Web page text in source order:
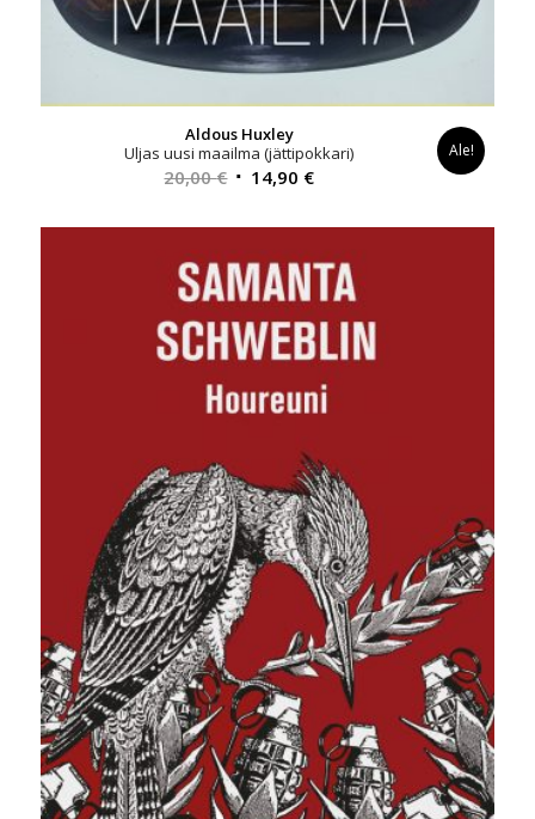
Aldous Huxley
Uljas uusi maailma (jättipokkari)
20,00€ Alkuperäinen
oli:
20,00 €.
14,90 €Nykyinen
on:
14,90 €.
Ale!